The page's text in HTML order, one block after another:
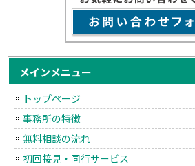
メインメニュー
トップページ
事務所の特徴
無料相談の流れ
初回接見・同行サービス